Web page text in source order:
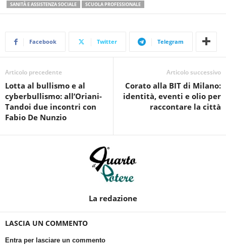
SANITÀ E ASSISTENZA SOCIALE
SCUOLA PROFESSIONALE
Facebook Twitter Telegram
Articolo precedente
Lotta al bullismo e al
cyberbullismo: all’Oriani-
Tandoi due incontri con
Fabio De Nunzio
Articolo successivo
Corato alla BIT di Milano:
identità, eventi e olio per
raccontare la città
La redazione
LASCIA UN COMMENTO
Entra per lasciare un commento